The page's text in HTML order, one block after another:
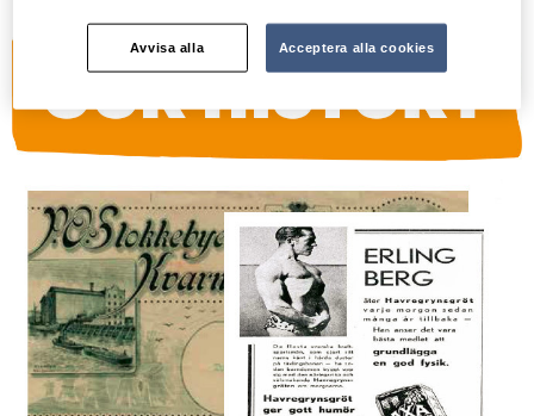
Avvisa alla Acceptera alla cookies